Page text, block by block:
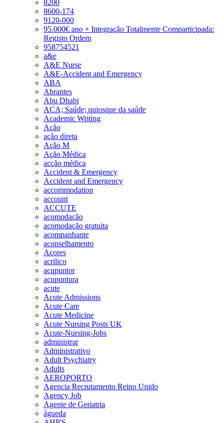
8200
8600-174
9120-000
95.000€ ano + Integração Totalmente Comparticipada:
Registo Ordem
958754521
a&e
A&E Nurse
A&E-Accident and Emergency
ABA
Abrantes
Abu Dhabi
ACA; Saúde; quiosque da saúde
Academic Writing
Ação
ação direta
Ação M
Ação Médica
acção médica
Accident & Emergency
Accident and Emergency
accommodation
account
ACCUTE
acomodação
acomodação gratuita
acompanhante
aconselhamento
Açores
acrilico
acupuntor
acupuntura
acute
Acute Admissions
Acute Care
Acute Medicine
Acute Nursing Posts UK
Acute-Nursing-Jobs
administrar
Administrativo
Adult Psychiatry
Adults
AEROPORTO
Agencia Recrutamento Reino Unido
Agency Job
Agente de Geriatria
águeda